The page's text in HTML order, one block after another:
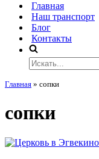
Главная
Наш транспорт
Блог
Контакты
Главная » сопки
сопки